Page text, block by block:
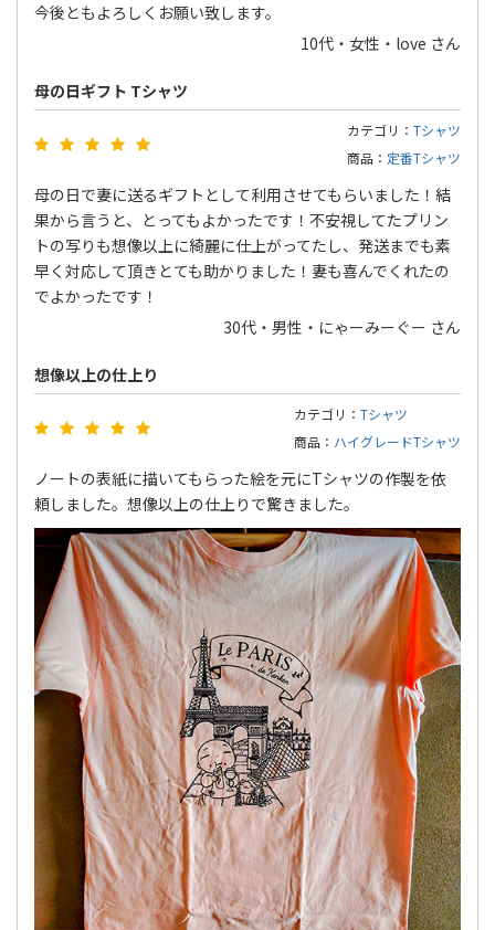
今後ともよろしくお願い致します。
10代・女性・love さん
母の日ギフト Tシャツ
カテゴリ： Tシャツ
商品： 定番Tシャツ
母の日で妻に送るギフトとして利用させてもらいました！結
果から言うと、とってもよかったです！不安視してたプリン
トの写りも想像以上に綺麗に仕上がってたし、発送までも素
早く対応して頂きとても助かりました！妻も喜んでくれたの
でよかったです！
30代・男性・にゃーみーぐー さん
想像以上の仕上り
カテゴリ： Tシャツ
商品： ハイグレードTシャツ
ノートの表紙に描いてもらった絵を元にTシャツの作製を依
頼しました。想像以上の仕上りで驚きました。